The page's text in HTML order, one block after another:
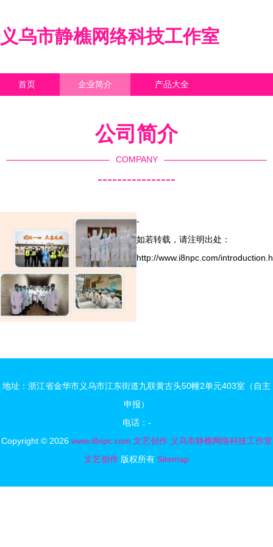
义乌市静樵网络科技工作室
首页 企业简介 产品大全
公司简介
COMPANY
----------------
-
如若转载，请注明出处：
http://www.i8npc.com/
地址：浙江省金华市义乌市江东街道九联黄古头50幢2单元403室（自主
申报）
电话：-
Copyright © 2026 www.i8npc.com 文艺创作 义乌市静樵网络科技工作室
文艺创作 版权所有 Sitemap